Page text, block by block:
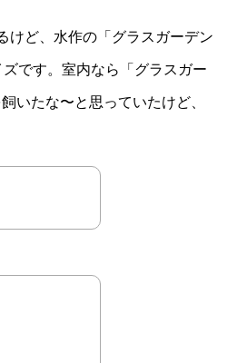
けど、水作の「グラスガーデン
です。室内なら「グラスガー
いたな〜と思っていたけど、